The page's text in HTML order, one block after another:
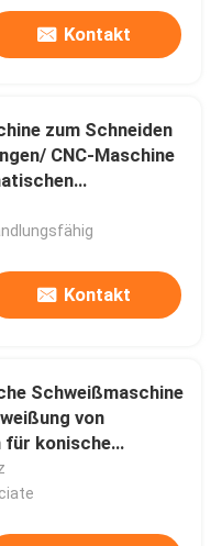
Kontakt
zum Schneiden
CNC-Maschine
Durchmesser
2000 mm
Kontakt
Schweißmaschine
von
für konische
hohe Masten,